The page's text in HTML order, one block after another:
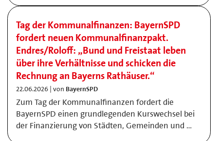
Tag der Kommunalfinanzen: BayernSPD
fordert neuen Kommunalfinanzpakt.
Endres/Roloff: „Bund und Freistaat leben
über ihre Verhältnisse und schicken die
Rechnung an Bayerns Rathäuser.“
22.06.2026 | von BayernSPD
Zum Tag der Kommunalfinanzen fordert die
BayernSPD einen grundlegenden Kurswechsel bei
der Finanzierung von Städten, Gemeinden und …